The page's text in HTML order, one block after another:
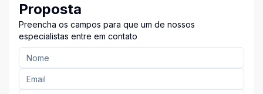
Proposta
Preencha os campos para que um de nossos
especialistas entre em contato